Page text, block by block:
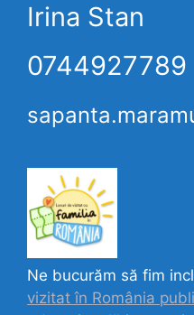
Irina Stan
0744927789
Ne bucurăm să fim
vizitat în România